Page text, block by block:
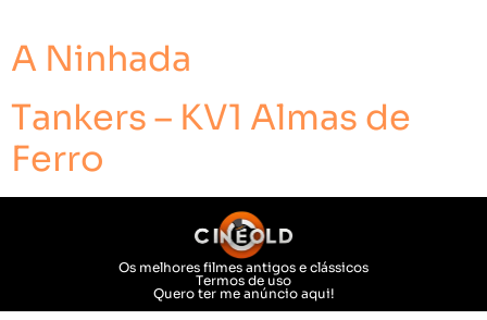
A Ninhada
Tankers – KV1 Almas de
Ferro
Os melhores filmes antigos e clássicos
Termos de uso
Quero ter me anúncio aqui!